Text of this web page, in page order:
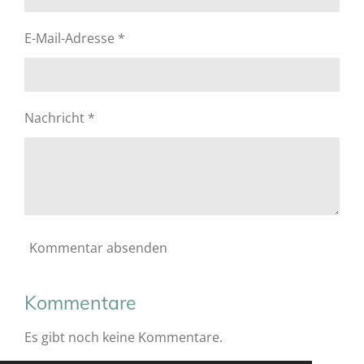
E-Mail-Adresse *
Nachricht *
Kommentar absenden
Kommentare
Es gibt noch keine Kommentare.